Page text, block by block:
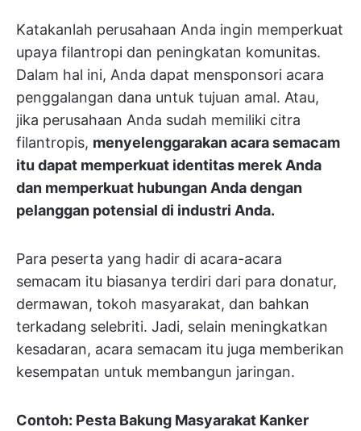
Katakanlah perusahaan Anda ingin memperkuat
upaya filantropi dan peningkatan komunitas.
Dalam hal ini, Anda dapat mensponsori acara
penggalangan dana untuk tujuan amal. Atau,
jika perusahaan Anda sudah memiliki citra
filantropis, menyelenggarakan acara semacam
itu dapat memperkuat identitas merek Anda
dan memperkuat hubungan Anda dengan
pelanggan potensial di industri Anda.
Para peserta yang hadir di acara-acara
semacam itu biasanya terdiri dari para donatur,
dermawan, tokoh masyarakat, dan bahkan
terkadang selebriti. Jadi, selain meningkatkan
kesadaran, acara semacam itu juga memberikan
kesempatan untuk membangun jaringan.
Contoh: Pesta Bakung Masyarakat Kanker